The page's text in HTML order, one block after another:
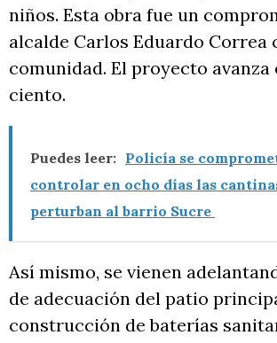
niños. Esta obra fue un
alcalde Carlos Eduardo Correa
comunidad. El proyecto avanza
ciento.
Puedes leer: Policía se
controlar en ocho días las
perturban al barrio Sucre
Así mismo, se vienen
de adecuación del patio
construcción de baterías